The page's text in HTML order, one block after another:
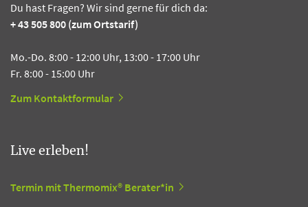
Du hast Fragen? Wir sind gerne für dich da:
+ 43 505 800 (zum Ortstarif)
Mo.-Do. 8:00 - 12:00 Uhr, 13:00 - 17:00 Uhr
Fr. 8:00 - 15:00 Uhr
Zum Kontaktformular
Live erleben!
Termin mit Thermomix® Berater*in